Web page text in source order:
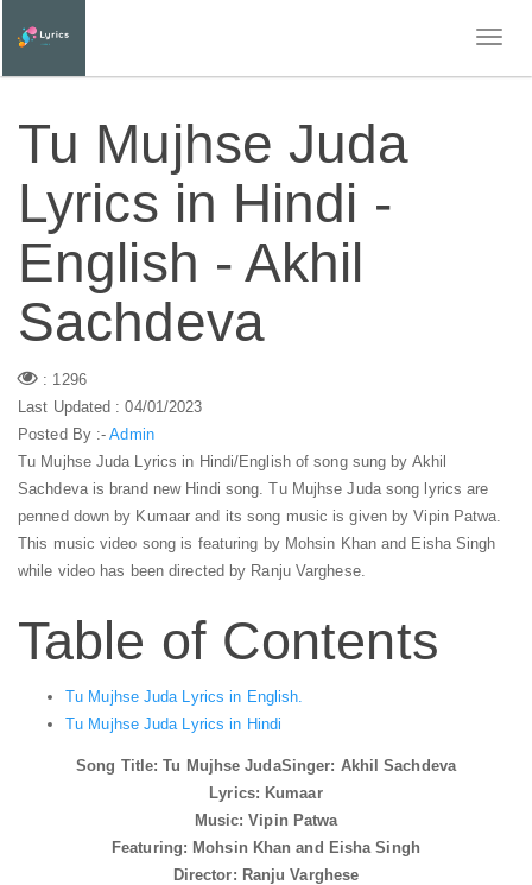
Tu Mujhse Juda
Lyrics in Hindi -
English - Akhil
Sachdeva
: 1296
Last Updated : 04/01/2023
Posted By :-Admin
Tu Mujhse Juda Lyrics in Hindi/English of song sung by Akhil
Sachdeva is brand new Hindi song. Tu Mujhse Juda song lyrics are
penned down by Kumaar and its song music is given by Vipin Patwa.
This music video song is featuring by Mohsin Khan and Eisha Singh
while video has been directed by Ranju Varghese.
Table of Contents
Tu Mujhse Juda Lyrics in English.
Tu Mujhse Juda Lyrics in Hindi
Song Title: Tu Mujhse JudaSinger: Akhil Sachdeva
Lyrics: Kumaar
Music: Vipin Patwa
Featuring: Mohsin Khan and Eisha Singh
Director: Ranju Varghese